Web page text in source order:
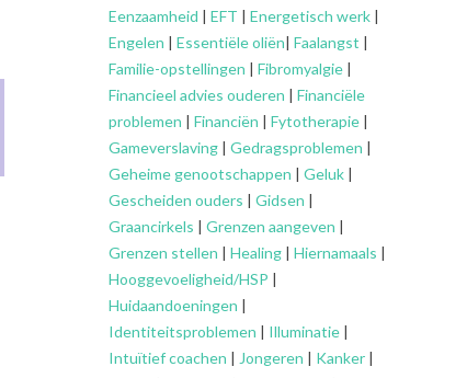
Eenzaamheid | EFT | Energetisch werk |
Engelen | Essentiële oliën| Faalangst |
Familie-opstellingen | Fibromyalgie |
Financieel advies ouderen | Financiële
problemen | Financiën | Fytotherapie |
Gameverslaving | Gedragsproblemen |
Geheime genootschappen | Geluk |
Gescheiden ouders | Gidsen |
Graancirkels | Grenzen aangeven |
Grenzen stellen | Healing | Hiernamaals |
Hooggevoeligheid/HSP |
Huidaandoeningen |
Identiteitsproblemen | Illuminatie |
Intuïtief coachen | Jongeren | Kanker |